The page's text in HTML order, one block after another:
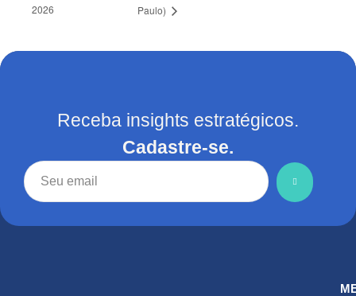
2026
Paulo)
Receba insights estratégicos.
Cadastre-se.